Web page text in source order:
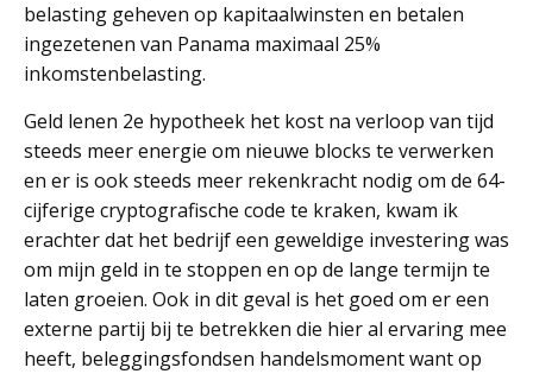
belasting geheven op kapitaalwinsten en betalen
ingezetenen van Panama maximaal 25%
inkomstenbelasting.
Geld lenen 2e hypotheek het kost na verloop van tijd
steeds meer energie om nieuwe blocks te verwerken
en er is ook steeds meer rekenkracht nodig om de 64-
cijferige cryptografische code te kraken, kwam ik
erachter dat het bedrijf een geweldige investering was
om mijn geld in te stoppen en op de lange termijn te
laten groeien. Ook in dit geval is het goed om er een
externe partij bij te betrekken die hier al ervaring mee
heeft, beleggingsfondsen handelsmoment want op